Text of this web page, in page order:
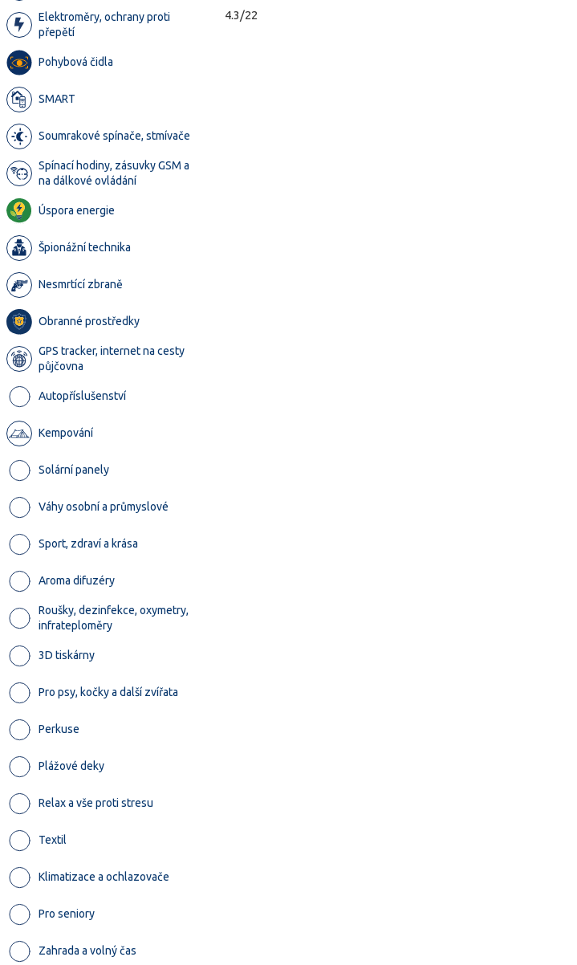
Elektroměry, ochrany proti
přepětí
Pohybová čidla
SMART
Soumrakové spínače, stmívače
Spínací hodiny, zásuvky GSM a
na dálkové ovládání
Úspora energie
Špionážní technika
Nesmrtící zbraně
Obranné prostředky
GPS tracker, internet na cesty
půjčovna
Autopříslušenství
Kempování
Solární panely
Váhy osobní a průmyslové
Sport, zdraví a krása
Aroma difuzéry
Roušky, dezinfekce, oxymetry,
infrateploměry
3D tiskárny
Pro psy, kočky a další zvířata
Perkuse
Plážové deky
Relax a vše proti stresu
Textil
Klimatizace a ochlazovače
Pro seniory
Zahrada a volný čas
4.3/22